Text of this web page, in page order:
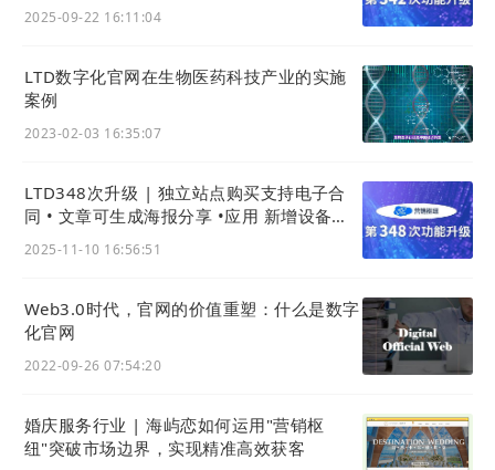
v. 加入我们
2025-09-22 16:11:04
LTD数字化官网在生物医药科技产业的实施
案例
2023-02-03 16:35:07
LTD348次升级 | 独立站点购买支持电子合
同 • 文章可生成海报分享 •应用 新增设备租
2025-11-10 16:56:51
Web3.0时代，官网的价值重塑：什么是数字
化官网
2022-09-26 07:54:20
婚庆服务行业 | 海屿恋如何运用"营销枢
纽"突破市场边界，实现精准高效获客